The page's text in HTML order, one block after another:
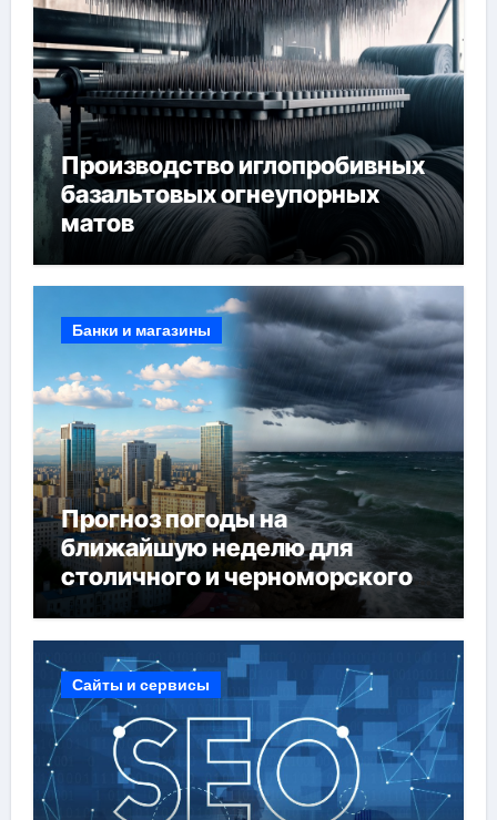
Производство иглопробивных
базальтовых огнеупорных
матов
Банки и магазины
Прогноз погоды на
ближайшую неделю для
столичного и черноморского
регионов
Сайты и сервисы